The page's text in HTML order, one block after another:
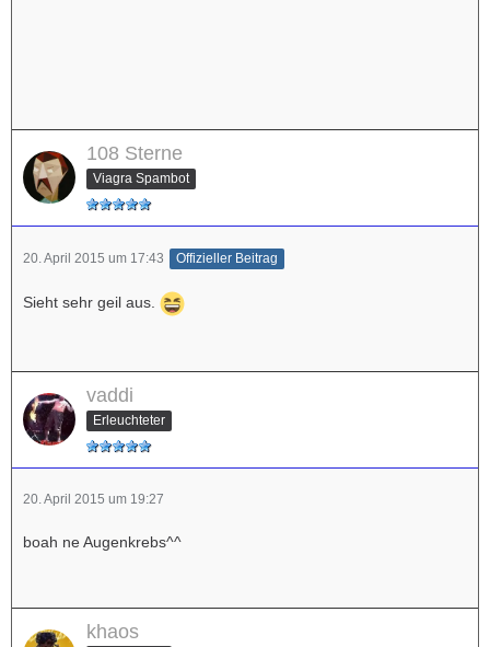
108 Sterne
Viagra Spambot
20. April 2015 um 17:43 Offizieller Beitrag
Sieht sehr geil aus.
vaddi
Erleuchteter
20. April 2015 um 19:27
boah ne Augenkrebs^^
khaos